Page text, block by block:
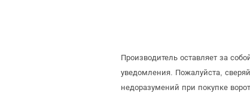
Производитель оставляет за
уведомления. Пожалуйста,
недоразумений при покупке